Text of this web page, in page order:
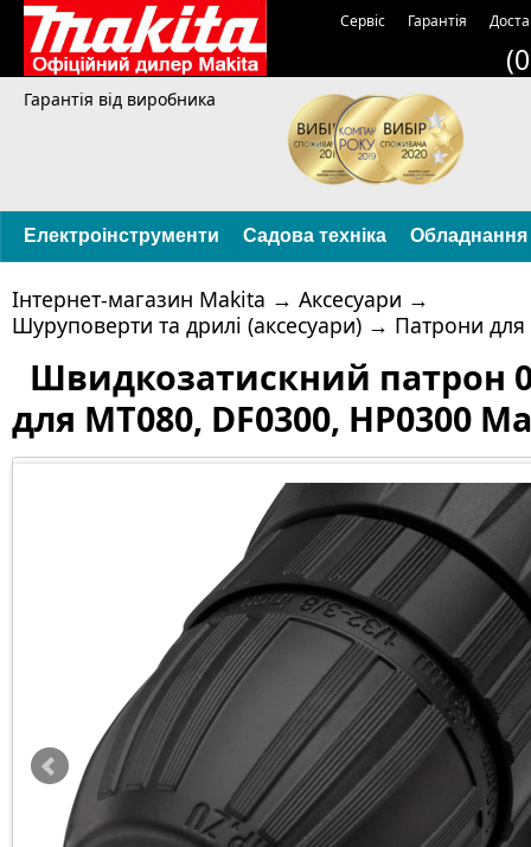
Сервіс Гарантія
Гарантія від виробника
Електроінструменти Садова техніка Обладнання
Інтернет-магазин Makita → Аксесуари →
Шуруповерти та дрилі (аксесуари) → Патрони для
Швидкозатискний патрон
для MT080, DF0300, HP0300